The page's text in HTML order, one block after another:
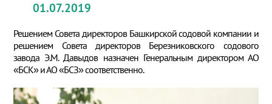
01.07.2019
Решением Совета директоров Башкирской содовой компании и
решением Совета директоров Березниковского содового
завода Э.М. Давыдов назначен Генеральным директором АО
«БСК» и АО «БСЗ» соответственно.